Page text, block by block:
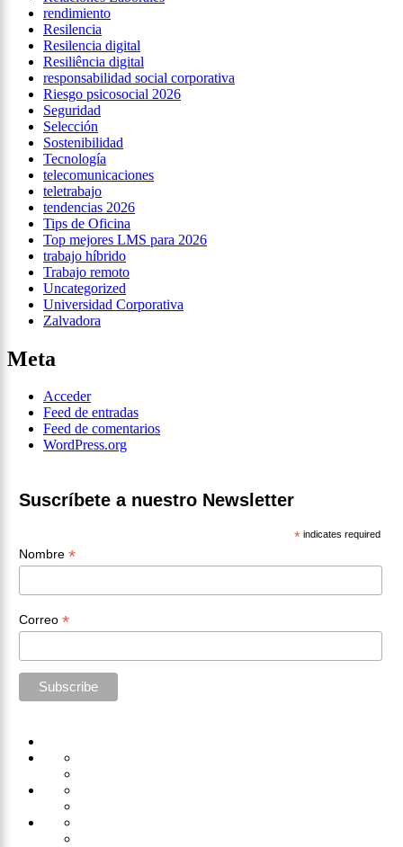
rendimiento
Resilencia
Resilencia digital
Resiliência digital
responsabilidad social corporativa
Riesgo psicosocial 2026
Seguridad
Selección
Sostenibilidad
Tecnología
telecomunicaciones
teletrabajo
tendencias 2026
Tips de Oficina
Top mejores LMS para 2026
trabajo híbrido
Trabajo remoto
Uncategorized
Universidad Corporativa
Zalvadora
Meta
Acceder
Feed de entradas
Feed de comentarios
WordPress.org
Suscríbete a nuestro Newsletter
* indicates required
Nombre *
Correo *
Administración
Capacitación
Desarrollo